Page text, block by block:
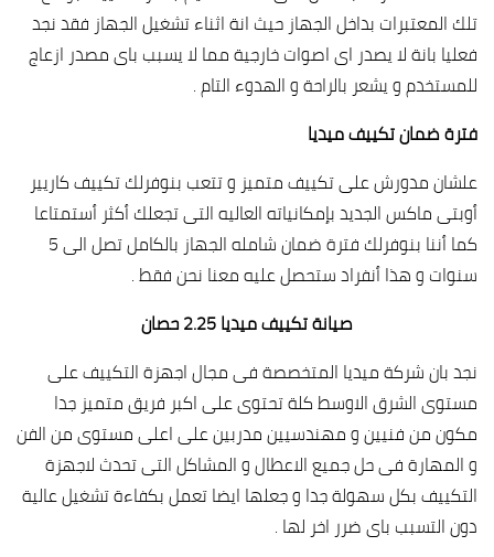
تلك المعتبرات بداخل الجهاز حيث انة اثناء تشغيل الجهاز فقد نجد
فعليا بانة لا يصدر اى اصوات خارجية مما لا يسبب باى مصدر ازعاج
للمستخدم و يشعر بالراحة و الهدوء التام .
فترة ضمان تكييف ميديا
علشان مدورش على تكييف متميز و تتعب بنوفرلك تكييف كاريير
أوبتى ماكس الجديد بإمكانياته العاليه التى تجعلك أكثر أستمتاعا
كما أننا بنوفرلك فترة ضمان شامله الجهاز بالكامل تصل الى 5
سنوات و هذا أنفراد ستحصل عليه معنا نحن فقط .
صيانة تكييف ميديا 2.25 حصان
نجد بان شركة ميديا المتخصصة فى مجال اجهزة التكييف على
مستوى الشرق الاوسط كلة تحتوى على اكبر فريق متميز جدا
مكون من فنيين و مهندسيين مدربين على اعلى مستوى من الفن
و المهارة فى حل جميع الاعطال و المشاكل التى تحدث لاجهزة
التكييف بكل سهولة جدا و جعلها ايضا تعمل بكفاءة تشغيل عالية
دون التسبب باى ضرر اخر لها .